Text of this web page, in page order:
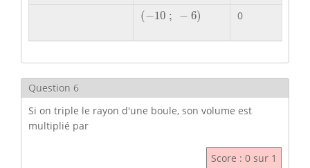
(−10 ; − 6)
(− 10; 0
Question 6
Si on triple le rayon d'une boule, son volume est
multiplié par
Score : 0 sur 1